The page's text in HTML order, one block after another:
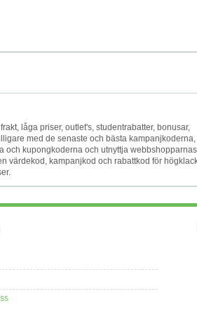
låga priser, outlet's, studentrabatter, bonusar,
med de senaste och bästa kampanjkoderna,
kupongkoderna och utnyttja webbshopparnas,
värdekod, kampanjkod och rabattkod för